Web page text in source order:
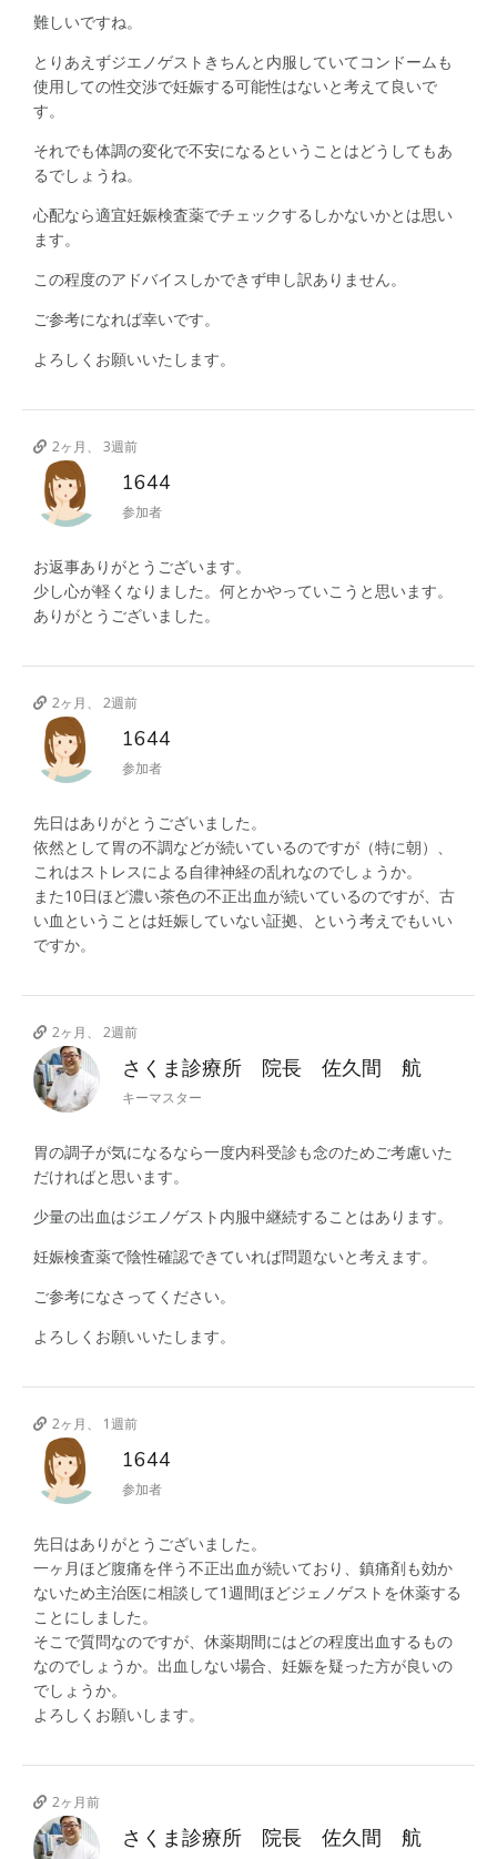
難しいですね。
とりあえずジエノゲストきちんと内服していてコンドームも
使用しての性交渉で妊娠する可能性はないと考えて良いで
す。
それでも体調の変化で不安になるということはどうしてもあ
るでしょうね。
心配なら適宜妊娠検査薬でチェックするしかないかとは思い
ます。
この程度のアドバイスしかできず申し訳ありません。
ご参考になれば幸いです。
よろしくお願いいたします。
2ヶ月、 3週前
1644
参加者
お返事ありがとうございます。
少し心が軽くなりました。何とかやっていこうと思います。
ありがとうございました。
2ヶ月、 2週前
1644
参加者
先日はありがとうございました。
依然として胃の不調などが続いているのですが（特に朝）、
これはストレスによる自律神経の乱れなのでしょうか。
また10日ほど濃い茶色の不正出血が続いているのですが、古
い血ということは妊娠していない証拠、という考えでもいい
ですか。
2ヶ月、 2週前
さくま診療所 院長 佐久間 航
キーマスター
胃の調子が気になるなら一度内科受診も念のためご考慮いた
だければと思います。
少量の出血はジエノゲスト内服中継続することはあります。
妊娠検査薬で陰性確認できていれば問題ないと考えます。
ご参考になさってください。
よろしくお願いいたします。
2ヶ月、 1週前
1644
参加者
先日はありがとうございました。
一ヶ月ほど腹痛を伴う不正出血が続いており、鎮痛剤も効か
ないため主治医に相談して1週間ほどジェノゲストを休薬する
ことにしました。
そこで質問なのですが、休薬期間にはどの程度出血するもの
なのでしょうか。出血しない場合、妊娠を疑った方が良いの
でしょうか。
よろしくお願いします。
2ヶ月前
さくま診療所 院長 佐久間 航